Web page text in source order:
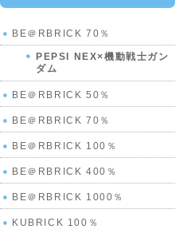
BE＠RBRICK 70％
PEPSI NEX×機動戦士ガン
ダム
BE＠RBRICK 50％
BE＠RBRICK 70％
BE＠RBRICK 100％
BE＠RBRICK 400％
BE＠RBRICK 1000％
KUBRICK 100％